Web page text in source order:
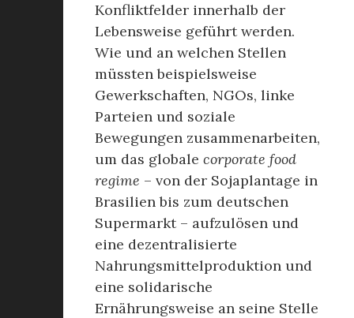
Konfliktfelder innerhalb der
Lebensweise geführt werden.
Wie und an welchen Stellen
müssten beispielsweise
Gewerkschaften, NGOs, linke
Parteien und soziale
Bewegungen zusammenarbeiten,
um das globale corporate food
regime – von der Sojaplantage in
Brasilien bis zum deutschen
Supermarkt – aufzulösen und
eine dezentralisierte
Nahrungsmittelproduktion und
eine solidarische
Ernährungsweise an seine Stelle